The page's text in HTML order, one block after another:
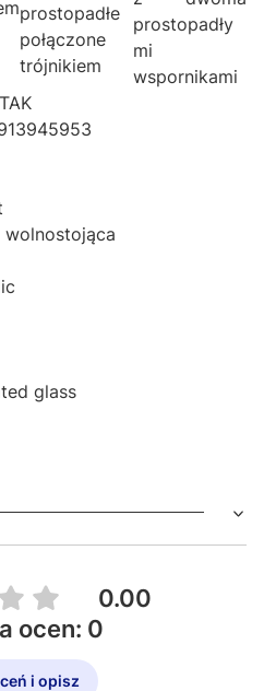
prostopadłe
połączone
trójnikiem
prostopadły
mi
wspornikami
TAK
glass
0.00
ocen: 0
i opisz